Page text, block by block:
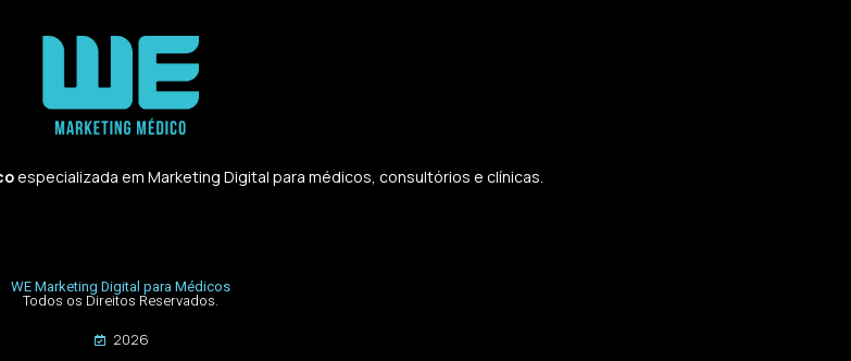
especializada em Marketing Digital para médicos, consultórios e clínicas.
WE Marketing Digital para Médicos
Todos os Direitos Reservados.
2026